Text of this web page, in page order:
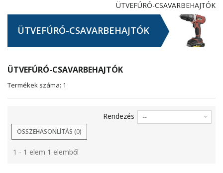
ÜTVEFÚRÓ-CSAVARBEHAJTÓK
ÜTVEFÚRÓ-CSAVARBEHAJTÓK
ÜTVEFÚRÓ-CSAVARBEHAJTÓK
Termékek száma: 1
Rendezés
--
ÖSSZEHASONLÍTÁS (0)
1 - 1 elem 1 elemből